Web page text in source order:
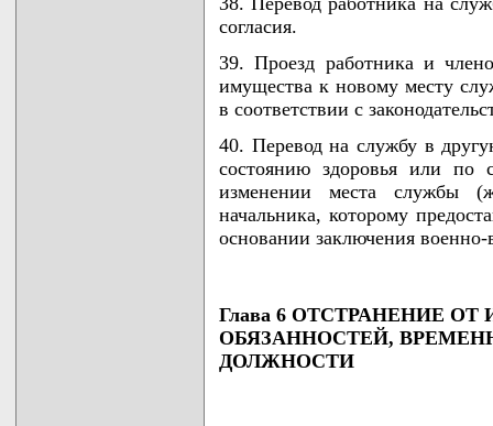
согласия.
39. Проезд работника и
имущества к новому месту
в соответствии с
40. Перевод на службу в
состоянию здоровья или по
изменении места службы
начальника, которому
основании заключения
Глава 6 ОТСТРАНЕНИЕ
ОБЯЗАННОСТЕЙ,
ДОЛЖНОСТИ